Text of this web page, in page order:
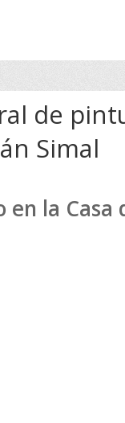
de
Simal
en la